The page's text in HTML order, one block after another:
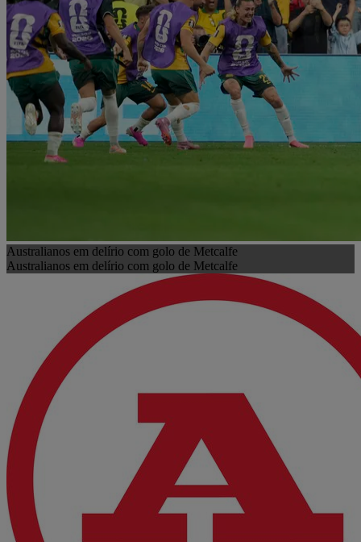
Australianos em delírio com golo de Metcalfe
Australianos em delírio com golo de Metcalfe